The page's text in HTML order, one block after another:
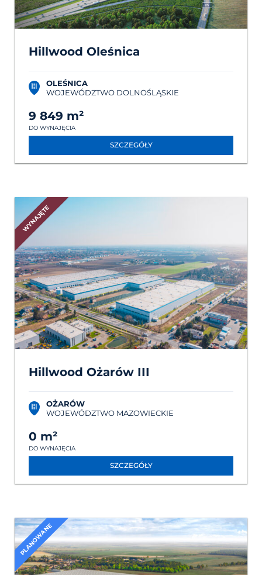
Hillwood Oleśnica
OLEŚNICA
WOJEWÓDZTWO DOLNOŚLĄSKIE
9 849 m²
DO WYNAJĘCIA
SZCZEGÓŁY
WYNAJĘTE
Hillwood Ożarów III
OŻARÓW
WOJEWÓDZTWO MAZOWIECKIE
0 m²
DO WYNAJĘCIA
SZCZEGÓŁY
PLANOWANE